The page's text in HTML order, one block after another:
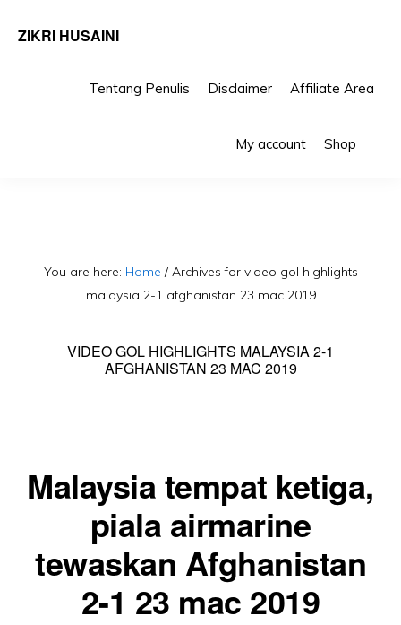
ZIKRI HUSAINI
Tentang Penulis Disclaimer Affiliate Area
My account Shop
You are here: Home /Archives for video gol highlights
malaysia 2-1 afghanistan 23 mac 2019
VIDEO GOL HIGHLIGHTS MALAYSIA 2-1
AFGHANISTAN 23 MAC 2019
Malaysia tempat ketiga,
piala airmarine
tewaskan Afghanistan
2-1 23 mac 2019